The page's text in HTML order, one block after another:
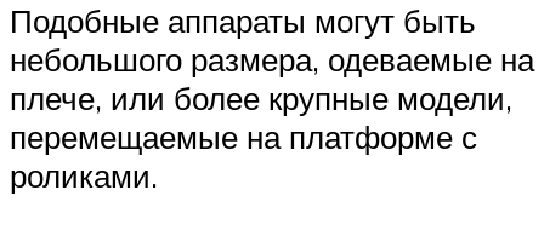
Подобные аппараты могут быть
небольшого размера, одеваемые на
плече, или более крупные модели,
перемещаемые на платформе с
роликами.